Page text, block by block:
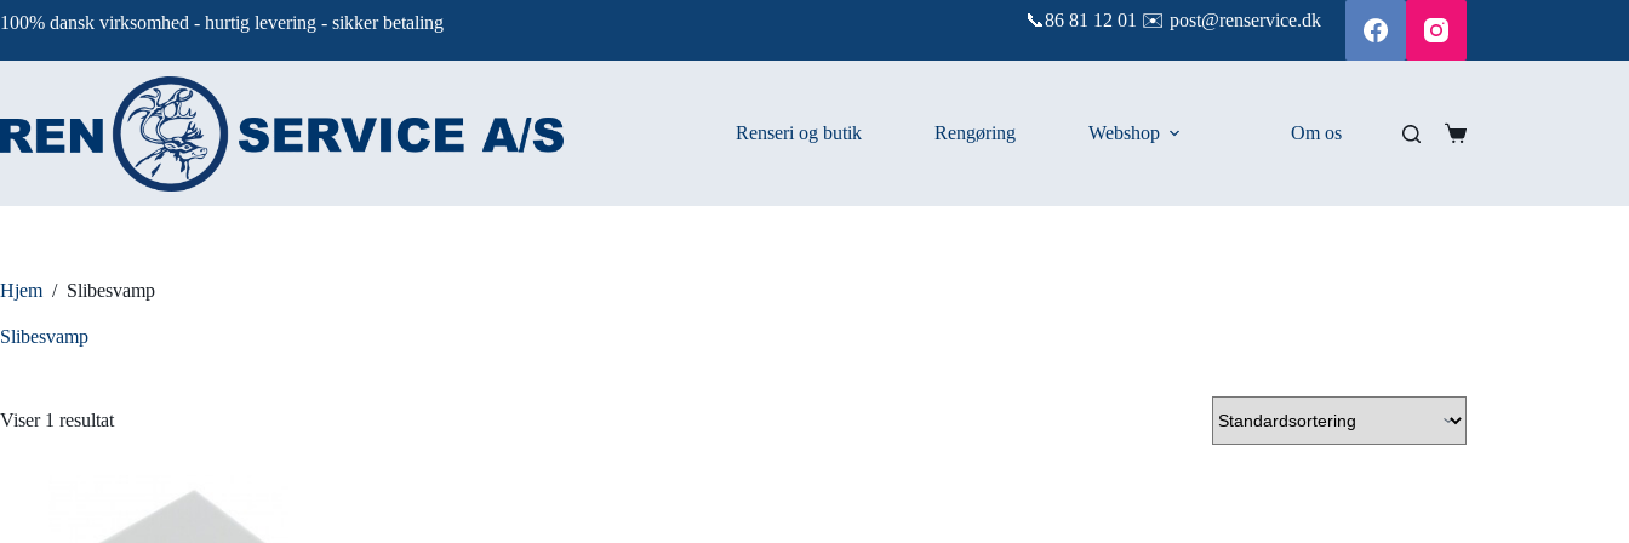
til
100% dansk virksomhed - hurtig levering - sikker betaling 📞86 81 12 01 ✉️ post@renservice.dk
Renseri og butik Rengøring Webshop Om os Indkøbskurv
Hjem / Slibesvamp
Slibesvamp
Viser 1 resultat